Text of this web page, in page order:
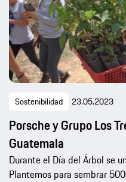
Sostenibilidad 23.05.2023
Porsche y Grupo Los
Guatemala
Durante el Día del Árbol se
Plantemos para sembrar